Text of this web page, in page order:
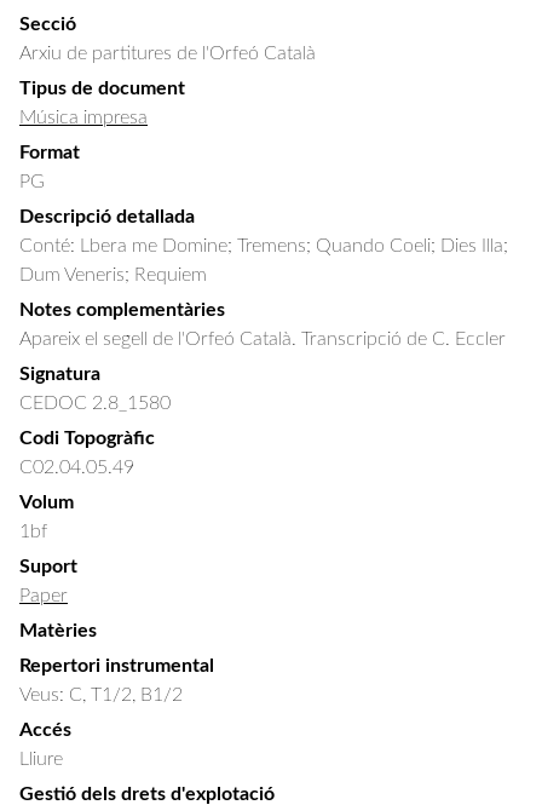
Secció
Arxiu de partitures de l'Orfeó Català
Tipus de document
Música impresa
Format
PG
Descripció detallada
Conté: Lbera me Domine; Tremens; Quando Coeli; Dies Illa;
Dum Veneris; Requiem
Notes complementàries
Apareix el segell de l'Orfeó Català. Transcripció de C. Eccler
Signatura
CEDOC 2.8_1580
Codi Topogràfic
C02.04.05.49
Volum
1bf
Suport
Paper
Matèries
Repertori instrumental
Veus: C, T1/2, B1/2
Accés
Lliure
Gestió dels drets d'explotació